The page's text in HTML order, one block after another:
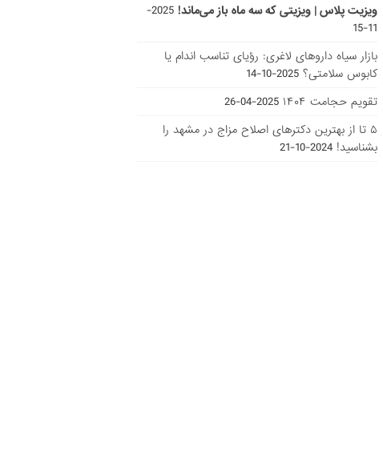
ویزیت پلاس | ویزیتی که سه ماه باز می‌ماند!
2025-
11-15
بازار سیاه داروهای لاغری: رؤیای تناسب اندام یا
کابوس سلامتی؟ 2025-10-14
تقویم حجامت ۱۴۰۴
2025-04-26
۵ تا از بهترین دکتر‌های اصلاح مزاج در مشهد را
بشناسید! 2024-10-21